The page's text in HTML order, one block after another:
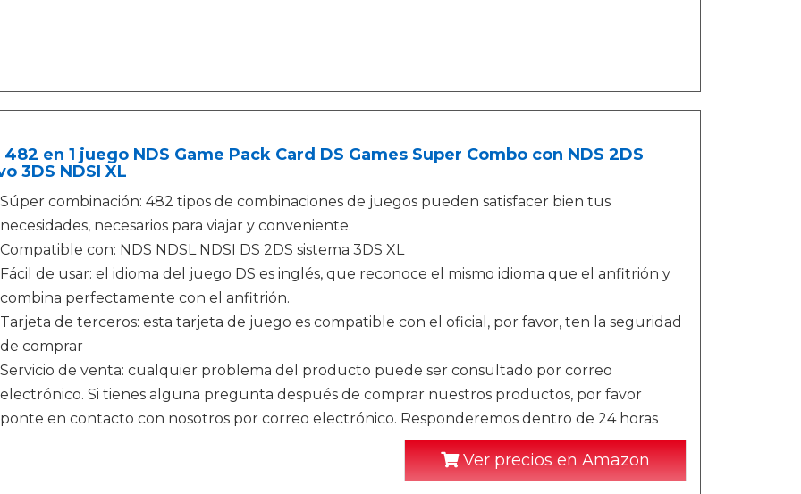
482 en 1 juego NDS Game Pack Card DS Games Super Combo con NDS 2DS
3DS NDSI XL
Súper combinación: 482 tipos de combinaciones de juegos pueden satisfacer bien tus
necesidades, necesarios para viajar y conveniente.
Compatible con: NDS NDSL NDSI DS 2DS sistema 3DS XL
Fácil de usar: el idioma del juego DS es inglés, que reconoce el mismo idioma que el anfitrión y
combina perfectamente con el anfitrión.
Tarjeta de terceros: esta tarjeta de juego es compatible con el oficial, por favor, ten la seguridad
de comprar
Servicio de venta: cualquier problema del producto puede ser consultado por correo
electrónico. Si tienes alguna pregunta después de comprar nuestros productos, por favor
ponte en contacto con nosotros por correo electrónico. Responderemos dentro de 24 horas
Ver precios en Amazon